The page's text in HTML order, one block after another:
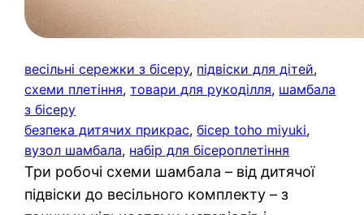
весільні сережки з бісеру, підвіски для дітей
схеми плетіння, товари для рукоділля, шамбала
з бісеру
безпека дитячих прикрас, бісер toho miyuki
вузол шамбала, набір для бісероплетіння
Три робочі схеми шамбала – від дитячої
підвіски до весільного комплекту – з